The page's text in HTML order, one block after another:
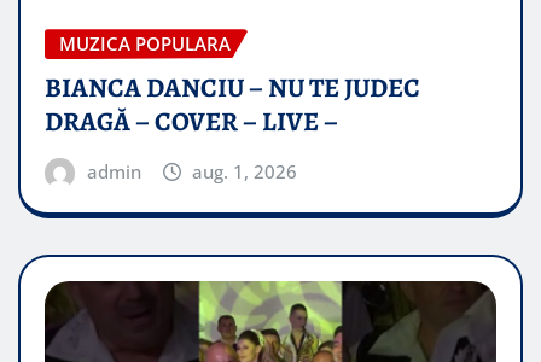
MUZICA POPULARA
BIANCA DANCIU – NU TE JUDEC
DRAGĂ – COVER – LIVE –
admin aug. 1, 2026